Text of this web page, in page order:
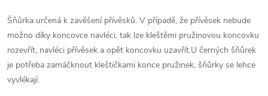
Šňůrka určená k zavěšení přívěsků. V případě, že přívěsek nebude
možno díky koncovce navléci, tak lze kleštěmi pružinovou koncovku
rozevřít, navléci přívěsek a opět koncovku uzavřít.U černých šňůrek
je potřeba zamáčknout kleštičkami konce pružinek, šňůrky se lehce
vyvlékají.